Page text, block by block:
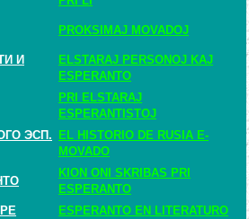
PROKSIMAJ MOVADOJ
И
ELSTARAJ PERSONOJ KAJ
ESPERANTO
PRI ELSTARAJ
ESPERANTISTOJ
ЭСП.
EL HISTORIO DE RUSIA E-
MOVADO
KION ONI SKRIBAS PRI
ESPERANTO
ESPERANTO EN LITERATURO